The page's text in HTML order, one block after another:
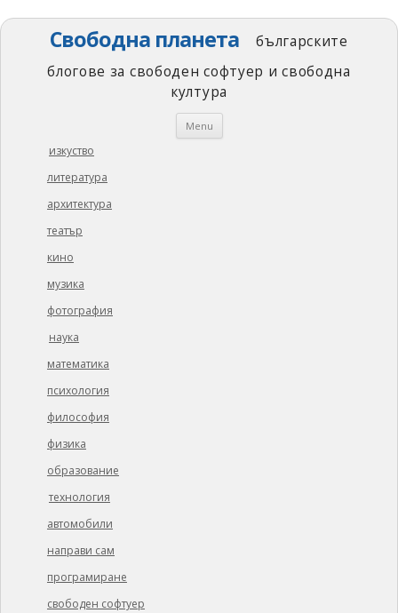
Свободна планета
българските
блогове за свободен софтуер и свободна
култура
Menu Skip
изкуство
литература
архитектура
театър
кино
музика
фотография
наука
математика
психология
философия
физика
образование
технология
автомобили
направи сам
програмиране
свободен софтуер